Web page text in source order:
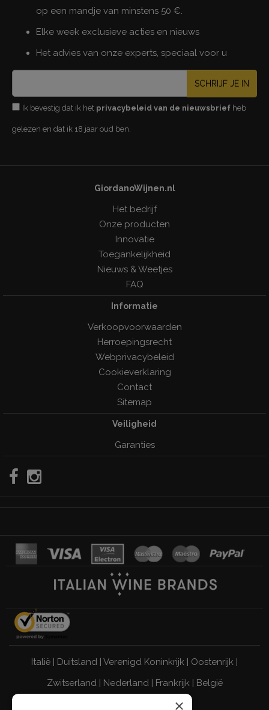
op een mandje van minstens 50 €.
Elke week exclusieve acties en nieuws
Het advies van onze experts, speciaal voor u
SCHRIJF JE IN
Ik bevestig dat ik het privacybeleid van de nieuwsbrief heb
gelezen en dat ik 18 jaar oud ben.
GiordanoWijnen.nl
Het bedrijf
Onze producten
Innovatie
Toegankelijkheid
Nieuws & Weetjes
FAQ
Informatie
Verkoopvoorwaarden
Herroepingsrecht
Webprivacybeleid
Cookieverklaring
Contact
Sitemap
Veiligheid
Garanties
Italië Duitsland Verenigd Koninkrijk Oostenrijk
Zwitserland| Nederland| Frankrijk|
België
DRINK VERANTWOORD
×